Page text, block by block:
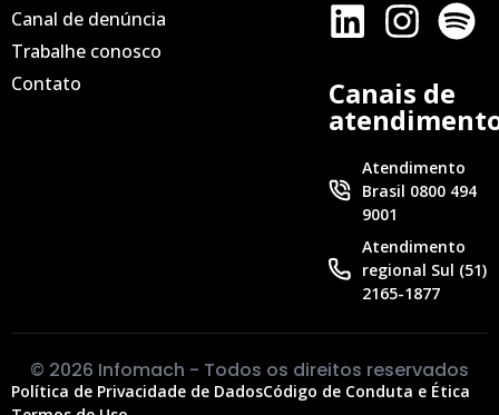
Canal de denúncia
Trabalhe conosco
Contato
Canais de
Atendimento
Brasil 0800 494
9001
Atendimento
regional Sul (51)
2165-1877
© 2026 Infomach - Todos os direitos reservados
Política de Privacidade de DadosCódigo de Conduta e Ética